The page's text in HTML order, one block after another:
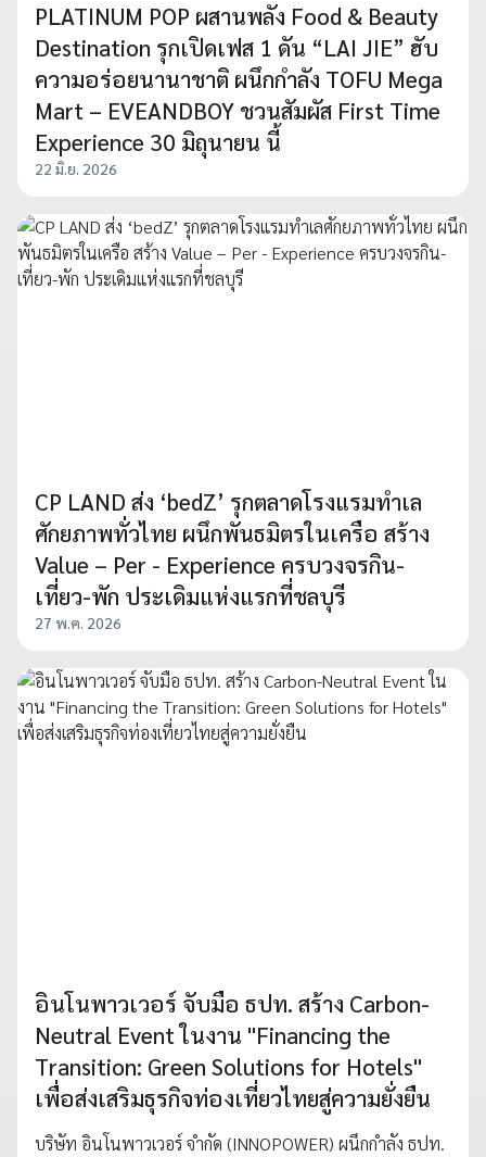
PLATINUM POP ผสานพลัง Food & Beauty
Destination รุกเปิดเฟส 1 ดัน “LAI JIE” ฮับ
ความอร่อยนานาชาติ ผนึกกำลัง TOFU Mega
Mart – EVEANDBOY ชวนสัมผัส First Time
Experience 30 มิถุนายน นี้
22 มิ.ย. 2026
CP LAND ส่ง ‘bedZ’ รุกตลาดโรงแรมทำเล
ศักยภาพทั่วไทย ผนึกพันธมิตรในเครือ สร้าง
Value – Per - Experience ครบวงจรกิน-
เที่ยว-พัก ประเดิมแห่งแรกที่ชลบุรี
27 พ.ค. 2026
อินโนพาวเวอร์ จับมือ ธปท. สร้าง Carbon-
Neutral Event ในงาน "Financing the
Transition: Green Solutions for Hotels"
เพื่อส่งเสริมธุรกิจท่องเที่ยวไทยสู่ความยั่งยืน
บริษัท อินโนพาวเวอร์ จำกัด (INNOPOWER) ผนึกกำลัง ธปท.